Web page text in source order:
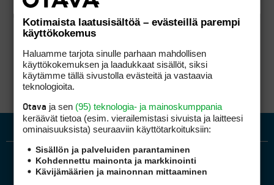
Kotimaista laatusisältöä – evästeillä parempi
käyttökokemus
Haluamme tarjota sinulle parhaan mahdollisen
käyttökokemuksen ja laadukkaat sisällöt, siksi
käytämme tällä sivustolla evästeitä ja vastaavia
teknologioita.
Otava ja sen (95) teknologia- ja mainoskumppania
keräävät tietoa (esim. vierailemis­tasi sivuista ja laitteesi
ominaisuuk­sista) seuraaviin käyttötarkoituksiin:
Sisällön ja palveluiden parantaminen
Kohdennettu mainonta ja markkinointi
Kävijämäärien ja mainonnan mittaaminen